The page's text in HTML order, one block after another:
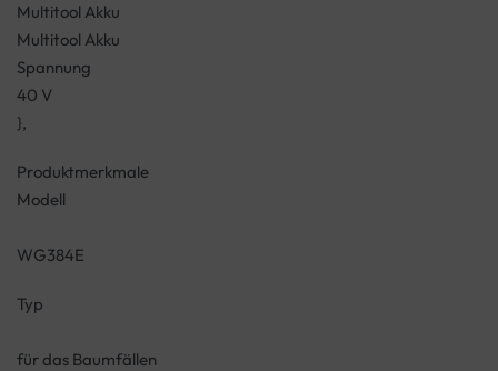
Multitool Akku
Multitool Akku
Spannung
40 V
},
Produktmerkmale
Modell
WG384E
Typ
für das Baumfällen